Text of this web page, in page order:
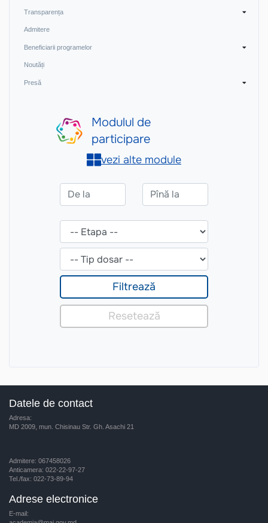
Transparența
Admitere
Beneficiarii programelor
Noutăți
Presă
Datele de contact
Adresa:
MD 2009, mun. Chisinau Str. Gh. Asachi 21
Admitere: 067458026
Anticamera: 022-22-97-27
Tel./fax: 022-73-89-94
Adrese electronice
E-mail: